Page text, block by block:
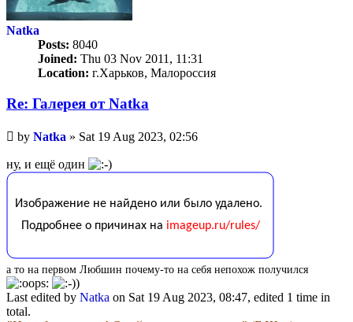
Natka
Posts: 8040
Joined: Thu 03 Nov 2011, 11:31
Location: г.Харьков, Малороссия
Re: Галерея от Natka
Unread
post
by Natka » Sat 19 Aug 2023, 02:56
ну, и ещё один
а то на первом Любшин почему-то на себя непохож получился
Last edited by Natka on Sat 19 Aug 2023, 08:47, edited 1 time in
total.